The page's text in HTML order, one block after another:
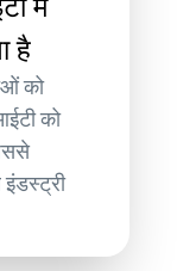
में
है
को
को